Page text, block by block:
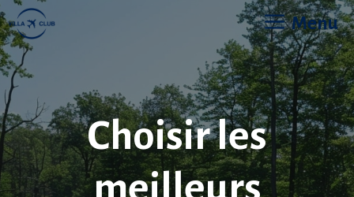
Aller
au
contenu
Menu
Choisir les
meilleurs